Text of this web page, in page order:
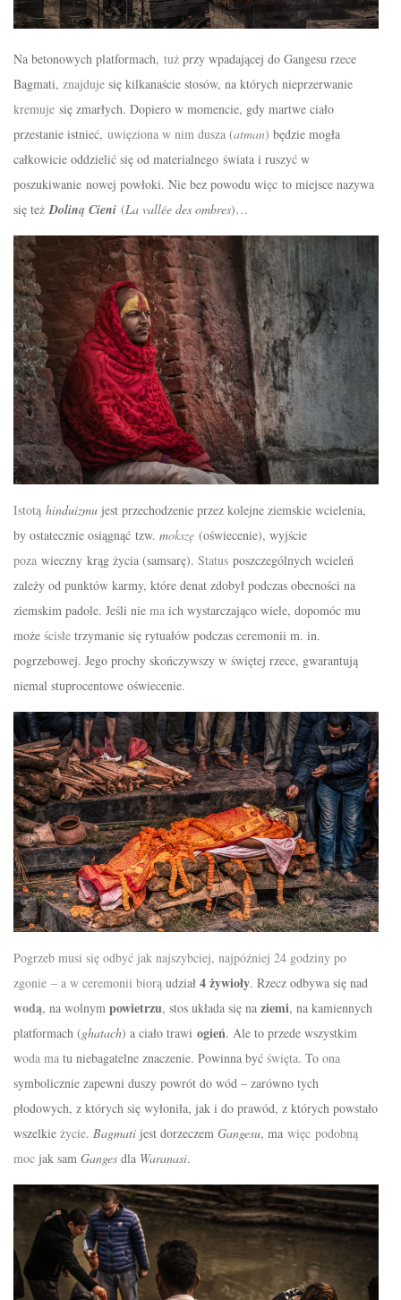
Na betonowych platformach, tuż przy wpadającej do Gangesu rzece
Bagmati, znajduje się kilkanaście stosów, na których nieprzerwanie
kremuje się zmarłych. Dopiero w momencie, gdy martwe ciało
przestanie istnieć, uwięziona w nim dusza (atman) będzie mogła
całkowicie oddzielić się od materialnego świata i ruszyć w
poszukiwanie nowej powłoki. Nie bez powodu więc to miejsce nazywa
się też Doliną Cieni (La vallée des ombres)…
Istotą hinduizmu jest przechodzenie przez kolejne ziemskie wcielenia,
by ostatecznie osiągnąć tzw. mokszę (oświecenie), wyjście
poza wieczny krąg życia (samsarę). Status poszczególnych wcieleń
zależy od punktów karmy, które denat zdobył podczas obecności na
ziemskim padole. Jeśli nie ma ich wystarczająco wiele, dopomóc mu
może ścisłe trzymanie się rytuałów podczas ceremonii m. in.
pogrzebowej. Jego prochy skończywszy w świętej rzece, gwarantują
niemal stuprocentowe oświecenie.
Pogrzeb musi się odbyć jak najszybciej, najpóźniej 24 godziny po
zgonie – a w ceremonii biorą udział 4żywioły. Rzecz odbywa się nad
wodą, na wolnym powietrzu, stos układa się na ziemi, na kamiennych
platformach (ghatach) a ciało trawi ogień. Ale to przede wszystkim
woda ma tu niebagatelne znaczenie. Powinna być święta. To ona
symbolicznie zapewni duszy powrót do wód – zarówno tych
płodowych, z których się wyłoniła, jak i do prawód, z których powstało
wszelkie życie. Bagmati jest dorzeczem Gangesu, ma więc podobną
moc jak sam Ganges dla Waranasi.